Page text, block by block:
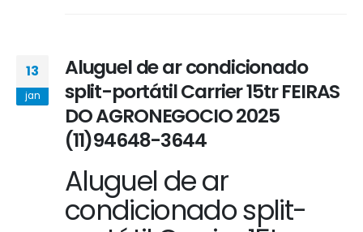
13
jan
Aluguel de ar condicionado
split-portátil Carrier 15tr FEIRAS
DO AGRONEGOCIO 2025
(11)94648-3644
Aluguel de ar
condicionado split-